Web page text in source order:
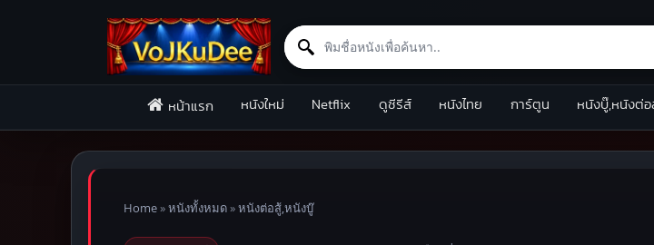
Search for:
หน้าแรก หนังใหม่ Netflix ดูซีรีส์ หนังไทย การ์ตูน หนังบู๊,หนังต่อ
Home»หนังทั้งหมด»หนังต่อสู้,หนังบู๊